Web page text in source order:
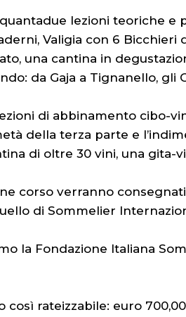
lezioni teoriche e
Valigia con 6
una cantina in
da Gaja a Tignanello, gli
di abbinamento cibo-
della terza parte e
di oltre 30 vini, una gita-
corso verranno
di Sommelier
la Fondazione Italiana
rateizzabile: euro